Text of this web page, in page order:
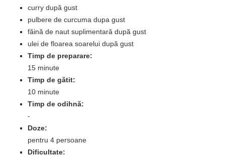
curry după gust
pulbere de curcuma dupa gust
făină de naut suplimentară după gust
ulei de floarea soarelui după gust
Timp de preparare:
15 minute
Timp de gătit:
10 minute
Timp de odihnă:
-
Doze:
pentru 4 persoane
Dificultate: